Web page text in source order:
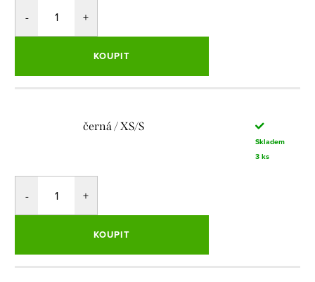
KOUPIT
černá / XS/S
Skladem
3 ks
KOUPIT